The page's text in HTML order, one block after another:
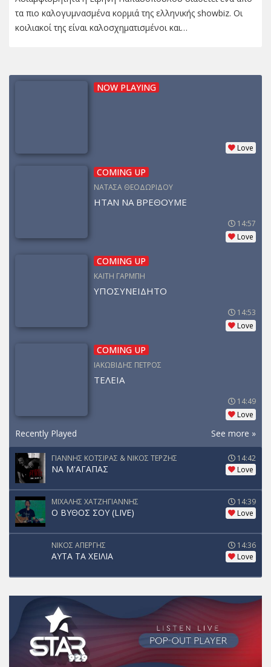
τα πιο καλογυμνασμένα κορμιά της ελληνικής showbiz. Οι
κοιλιακοί της είναι καλοσχηματισμένοι και…
NOW PLAYING
Love
COMING UP
ΝΑΤΑΣΑ ΘΕΟΔΩΡΙΔΟΥ
ΗΤΑΝ ΝΑ ΒΡΕΘΟΥΜΕ
14:57
Love
COMING UP
ΚΑΙΤΗ ΓΑΡΜΠΗ
ΥΠΟΣΥΝΕΙΔΗΤΟ
14:53
Love
COMING UP
ΙΑΚΩΒΙΔΗΣ ΠΕΤΡΟΣ
ΤΕΛΕΙΑ
14:49
Love
Recently Played See more »
ΓΙΑΝΝΗΣ ΚΟΤΣΙΡΑΣ & ΝΙΚΟΣ ΤΕΡΖΗΣ
ΝΑ Μ'ΑΓΑΠΑΣ
14:42
Love
ΜΙΧΑΛΗΣ ΧΑΤΖΗΓΙΑΝΝΗΣ
Ο ΒΥΘΟΣ ΣΟΥ (LIVE)
14:39
Love
ΝΙΚΟΣ ΑΠΕΡΓΗΣ
ΑΥΤΑ ΤΑ ΧΕΙΛΙΑ
14:36
Love